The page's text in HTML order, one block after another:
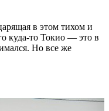
в этом тихом и
куда-то Токио — это в
Но все же